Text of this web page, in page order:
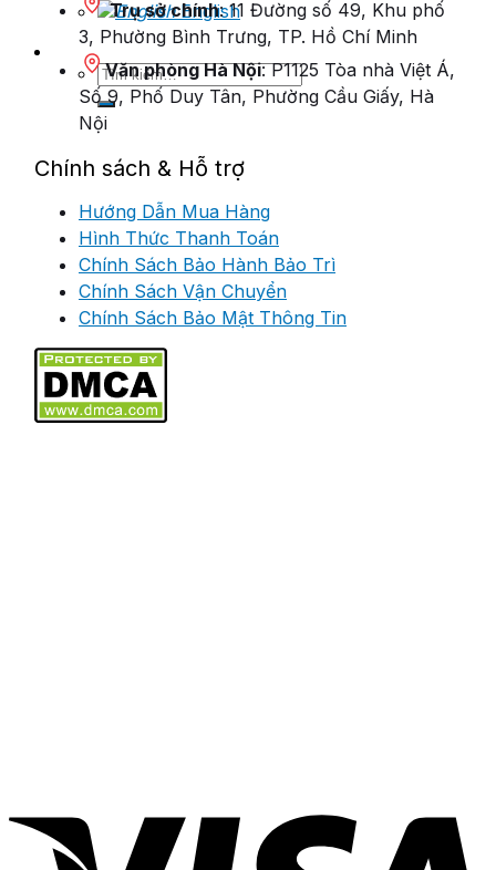
English
Tìm
kiếm:
Trụ sở chính: 11 Đường số 49, Khu phố
3, Phường Bình Trưng, TP. Hồ Chí Minh
Văn phòng Hà Nội: P1125 Tòa nhà Việt Á,
Số 9, Phố Duy Tân, Phường Cầu Giấy, Hà
Nội
Chính sách & Hỗ trợ
Hướng Dẫn Mua Hàng
Hình Thức Thanh Toán
Chính Sách Bảo Hành Bảo Trì
Chính Sách Vận Chuyển
Chính Sách Bảo Mật Thông Tin